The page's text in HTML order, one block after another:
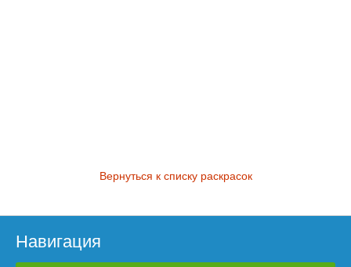
Вернуться к списку раскрасок
Навигация